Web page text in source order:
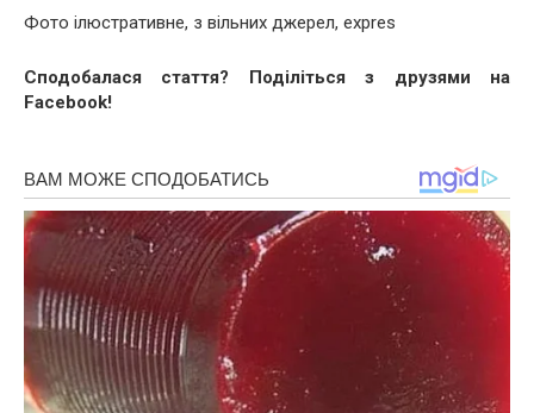
Фото ілюстративне, з вільних джерел, expres
Сподобалася стаття? Поділіться з друзями на
Facebook!